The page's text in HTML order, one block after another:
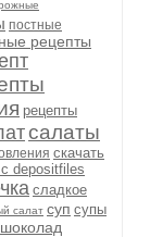
постные
рецепты
рецепты
салаты
скачать
depositfiles
сладкое
салат суп супы
шоколад